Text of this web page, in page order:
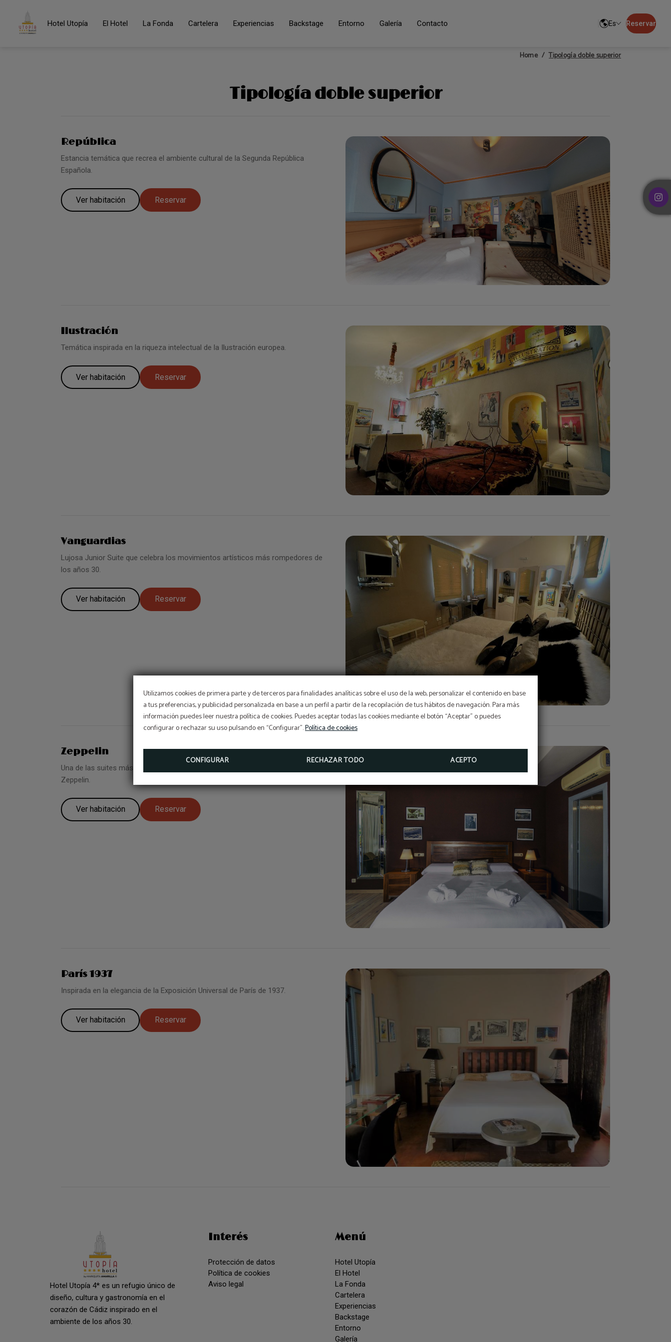
Utilizamos cookies de primera parte y de terceros para finalidades analíticas sobre el uso de la web, personalizar el contenido en base
a tus preferencias, y publicidad personalizada en base a un perfil a partir de la recopilación de tus hábitos de navegación. Para más
información puedes leer nuestra política de cookies. Puedes aceptar todas las cookies mediante el botón “Aceptar” o puedes
configurar o rechazar su uso pulsando en “Configurar”.Política de cookies
CONFIGURAR RECHAZAR TODO ACEPTO
Hotel Utopía El Hotel La Fonda Cartelera Experiencias Backstage Entorno Galería Contacto Es Reservar
Home Tipología doble superior
Tipología doble superior
República
Estancia temática que recrea el ambiente cultural de la Segunda República
Española.
Ver habitación Reservar
Ilustración
Temática inspirada en la riqueza intelectual de la Ilustración europea.
Ver habitación Reservar
Vanguardias
Lujosa Junior Suite que celebra los movimientos artísticos más rompedores de
los años 30.
Ver habitación Reservar
Zeppelin
Una de las suites más especiales, inspirada en los legendarios dirigibles
Zeppelin.
Ver habitación Reservar
París 1937
Inspirada en la elegancia de la Exposición Universal de París de 1937.
Ver habitación Reservar
Hotel Utopía 4* es un refugio único de
diseño, cultura y gastronomía en el
corazón de Cádiz inspirado en el
ambiente de los años 30.
Interés
Protección de datos
Política de cookies
Aviso legal
Menú
Hotel Utopía
El Hotel
La Fonda
Cartelera
Experiencias
Backstage
Entorno
Galería